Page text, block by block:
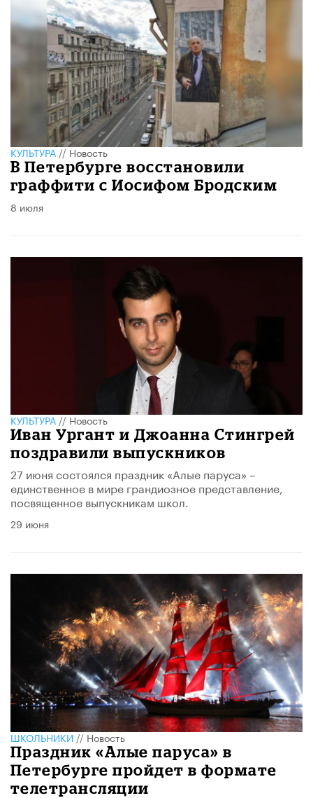
КУЛЬТУРА//Новость
В Петербурге восстановили
граффити с Иосифом Бродским
8 июля
КУЛЬТУРА//Новость
Иван Ургант и Джоанна Стингрей
поздравили выпускников
27 июня состоялся праздник «Алые паруса» –
единственное в мире грандиозное представление,
посвященное выпускникам школ.
29 июня
ШКОЛЬНИКИ//Новость
Праздник «Алые паруса» в
Петербурге пройдет в формате
телетрансляции